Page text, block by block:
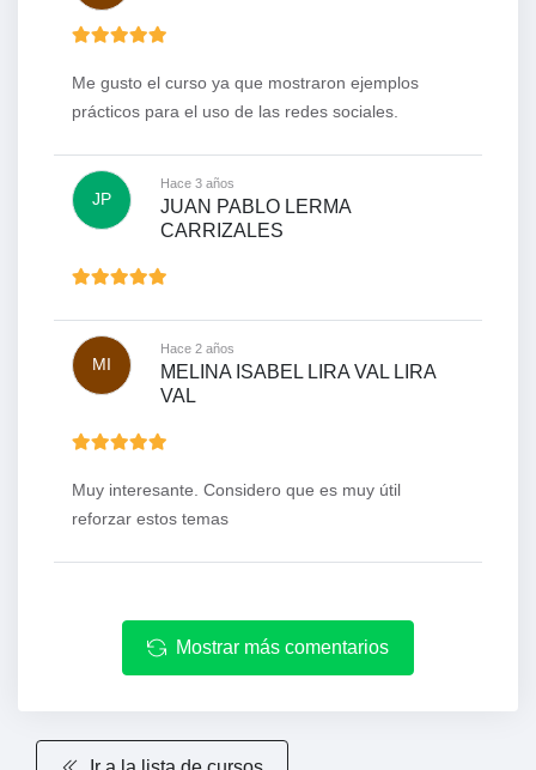
Me gusto el curso ya que mostraron ejemplos
prácticos para el uso de las redes sociales.
JP
Hace 3 años
JUAN PABLO LERMA
CARRIZALES
MI
Hace 2 años
MELINA ISABEL LIRA VAL LIRA
VAL
Muy interesante. Considero que es muy útil
reforzar estos temas
Mostrar más comentarios